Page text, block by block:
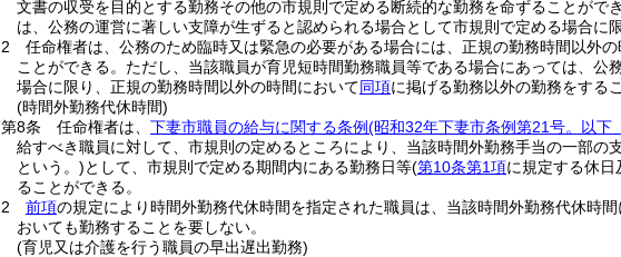
文書の収受を目的とする勤務その他の市規則で定める断続的な勤務を命ずることができ
は、公務の運営に著しい支障が生ずると認められる場合として市規則で定める場合に
2
任命権者は、公務のため臨時又は緊急の必要がある場合には、正規の勤務時間以外
ことができる。 ただし、当該職員が育児短時間勤務職員等である場合にあっては、
場合に限り、正規の勤務時間以外の時間において同項に掲げる勤務以外の勤務をする
(時間外勤務代休時間)
第8条
任命権者は、 下妻市職員の給与に関する条例(昭和32年下妻市条例第21号。以下
給すべき職員に対して、市規則の定めるところにより、当該時間外勤務手当の一部の
という。)として、市規則で定める期間内にある勤務日等(第10条第1項に規定する休日
ることができる。
2
前項の規定により時間外勤務代休時間を指定された職員は、当該時間外勤務代休時
おいても勤務することを要しない。
(育児又は介護を行う職員の早出遅出勤務)